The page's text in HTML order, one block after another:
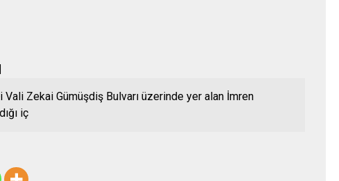
Zekai Gümüşdiş Bulvarı üzerinde yer alan İmren
iç